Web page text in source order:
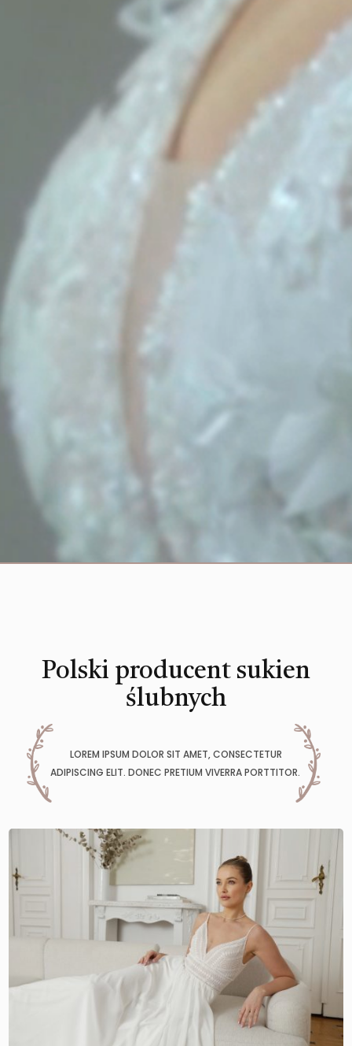
Polski producent sukien
ślubnych
LOREM IPSUM DOLOR SIT AMET, CONSECTETUR
ADIPISCING ELIT. DONEC PRETIUM VIVERRA PORTTITOR.